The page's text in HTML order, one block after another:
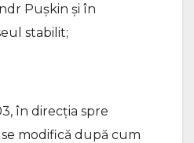
Pușkin și în
stabilit;
în direcția spre
modifică după cum